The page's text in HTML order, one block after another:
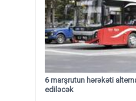
6 marşrutun hərəkəti
ediləcək